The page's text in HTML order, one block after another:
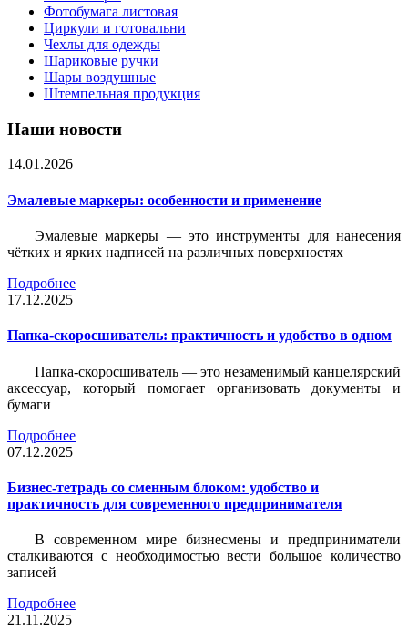
Фотобумага листовая
Циркули и готовальни
Чехлы для одежды
Шариковые ручки
Шары воздушные
Штемпельная продукция
Наши новости
14.01.2026
Эмалевые маркеры: особенности и применение
Эмалевые маркеры — это инструменты для нанесения
чётких и ярких надписей на различных поверхностях
Подробнее
17.12.2025
Папка-скоросшиватель: практичность и удобство в одном
Папка-скоросшиватель — это незаменимый канцелярский
аксессуар, который помогает организовать документы и
бумаги
Подробнее
07.12.2025
Бизнес-тетрадь со сменным блоком: удобство и
практичность для современного предпринимателя
В современном мире бизнесмены и предприниматели
сталкиваются с необходимостью вести большое количество
записей
Подробнее
21.11.2025